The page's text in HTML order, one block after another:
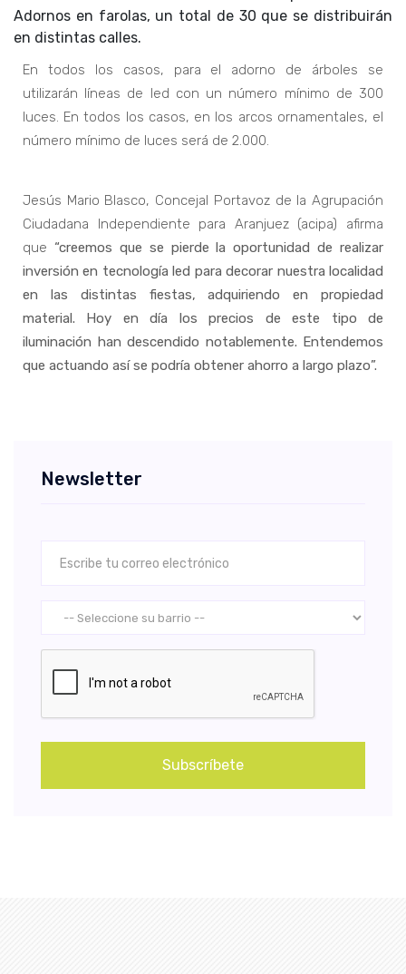
Adornos en farolas, un total de 30 que se distribuirán
en distintas calles.
En todos los casos, para el adorno de árboles se
utilizarán líneas de led con un número mínimo de 300
luces. En todos los casos, en los arcos ornamentales, el
número mínimo de luces será de 2.000.
Jesús Mario Blasco, Concejal Portavoz de la Agrupación
Ciudadana Independiente para Aranjuez (acipa) afirma
que “creemos que se pierde la oportunidad de realizar
inversión en tecnología led para decorar nuestra localidad
en las distintas fiestas, adquiriendo en propiedad
material. Hoy en día los precios de este tipo de
iluminación han descendido notablemente. Entendemos
que actuando así se podría obtener ahorro a largo plazo”.
Newsletter
Subscríbete